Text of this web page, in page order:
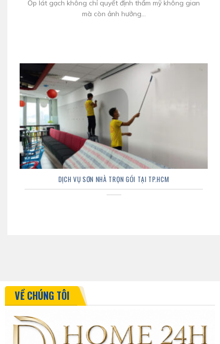
Ốp lát gạch không chỉ quyết định thẩm mỹ không gian
mà còn ảnh hưởng...
DỊCH VỤ SƠN NHÀ TRỌN GÓI TẠI TP.HCM
VỀ CHÚNG TÔI